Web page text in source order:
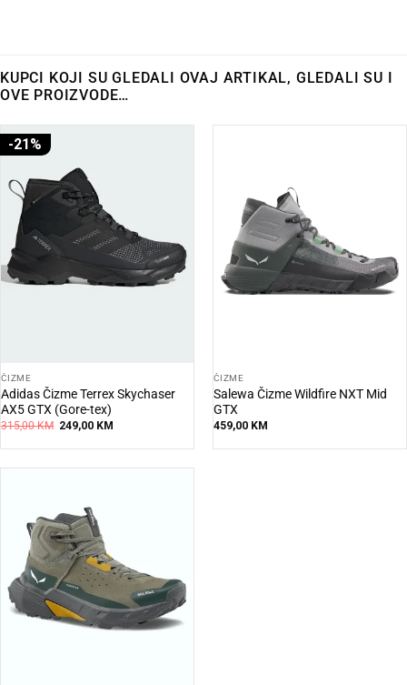
KUPCI KOJI SU GLEDALI OVAJ ARTIKAL, GLEDALI SU I
OVE PROIZVODE…
-21%
ČIZME
Adidas Čizme Terrex Skychaser
AX5 GTX (Gore-tex)
315,00KM Original
was:
249,00 KM
is:
ČIZME
Salewa Čizme Wildfire NXT Mid
GTX
459,00 KM